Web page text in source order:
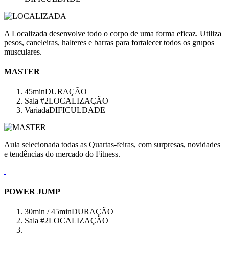
A Localizada desenvolve todo o corpo de uma forma eficaz. Utiliza
pesos, caneleiras, halteres e barras para fortalecer todos os grupos
musculares.
MASTER
45minDURAÇÃO
Sala #2LOCALIZAÇÃO
VariadaDIFICULDADE
Aula selecionada todas as Quartas-feiras, com surpresas, novidades
e tendências do mercado do Fitness.
POWER JUMP
30min / 45minDURAÇÃO
Sala #2LOCALIZAÇÃO